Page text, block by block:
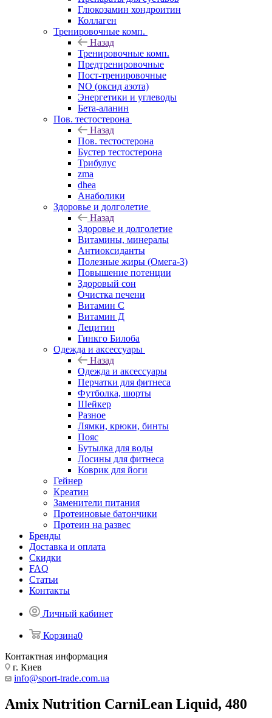
Глюкозамин хондроитин
Коллаген
Тренировочные комп.
Назад
Тренировочные комп.
Предтренировочные
Пост-тренировочные
NO (оксид азота)
Энергетики и углеводы
Бета-аланин
Пов. тестостерона
Назад
Пов. тестостерона
Бустер тестостерона
Трибулус
zma
dhea
Анаболики
Здоровье и долголетие
Назад
Здоровье и долголетие
Витамины, минералы
Антиоксиданты
Полезные жиры (Омега-3)
Повышение потенции
Здоровый сон
Очистка печени
Витамин С
Витамин Д
Лецитин
Гинкго Билоба
Одежда и аксессуары
Назад
Одежда и аксессуары
Перчатки для фитнеса
Футболка, шорты
Шейкер
Разное
Лямки, крюки, бинты
Пояс
Бутылка для воды
Лосины для фитнеса
Коврик для йоги
Гейнер
Креатин
Заменители питания
Протеиновые батончики
Протеин на развес
Бренды
Доставка и оплата
Скидки
FAQ
Статьи
Контакты
Личный кабинет
Корзина0
Контактная информация
г. Киев
info@sport-trade.com.ua
Amix Nutrition CarniLean Liquid, 480